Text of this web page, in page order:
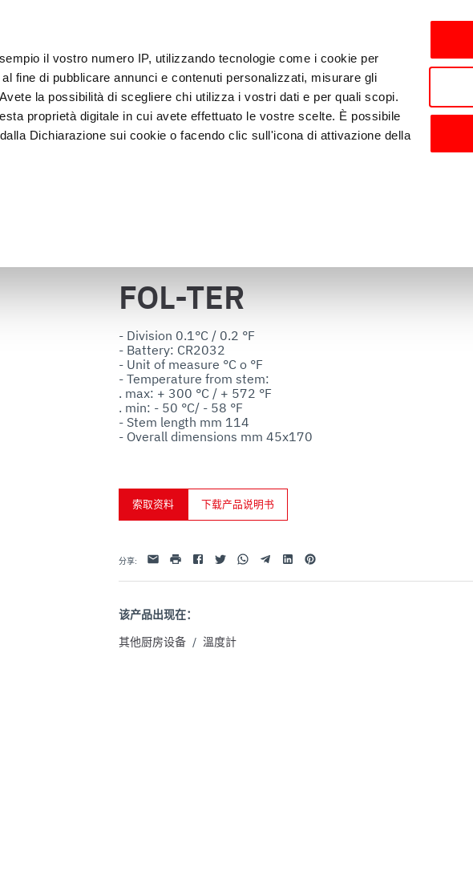
il vostro numero IP, utilizzando tecnologie come i cookie per
fine di pubblicare annunci e contenuti personalizzati, misurare gli
la possibilità di scegliere chi utilizza i vostri dati e per quali scopi.
proprietà digitale in cui avete effettuato le vostre scelte. È possibile
Dichiarazione sui cookie o facendo clic sull'icona di attivazione della
ricerca di caratteristiche specifiche (impronte digitali).
richiesto, per personalizzare contenuti ed annunci, per fornire
inoltre informazioni sul modo in cui l’utente utilizza il nostro
e social media, i quali potrebbero combinarle con altre
客户 zh-CN
急速冷却器 食陈列 洗与消毒
FOL-TER
- Division 0.1°C / 0.2 °F
- Battery: CR2032
- Unit of measure °C o °F
- Temperature from stem:
. max: + 300 °C / + 572 °F
. min: - 50 °C/ - 58 °F
- Stem length mm 114
- Overall dimensions mm 45x170
索取资料 下载产品说明书
分享: 电子邮件
打印 FacebookTwitterWhatsappTelegramLinkedinPinterest
该产品出现在：
其他厨房设备 / 溫度計